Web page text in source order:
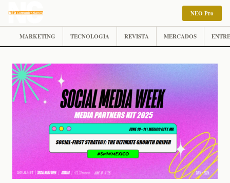
NEO Pro
MARKETING TECNOLOGIA REVISTA MERCADOS